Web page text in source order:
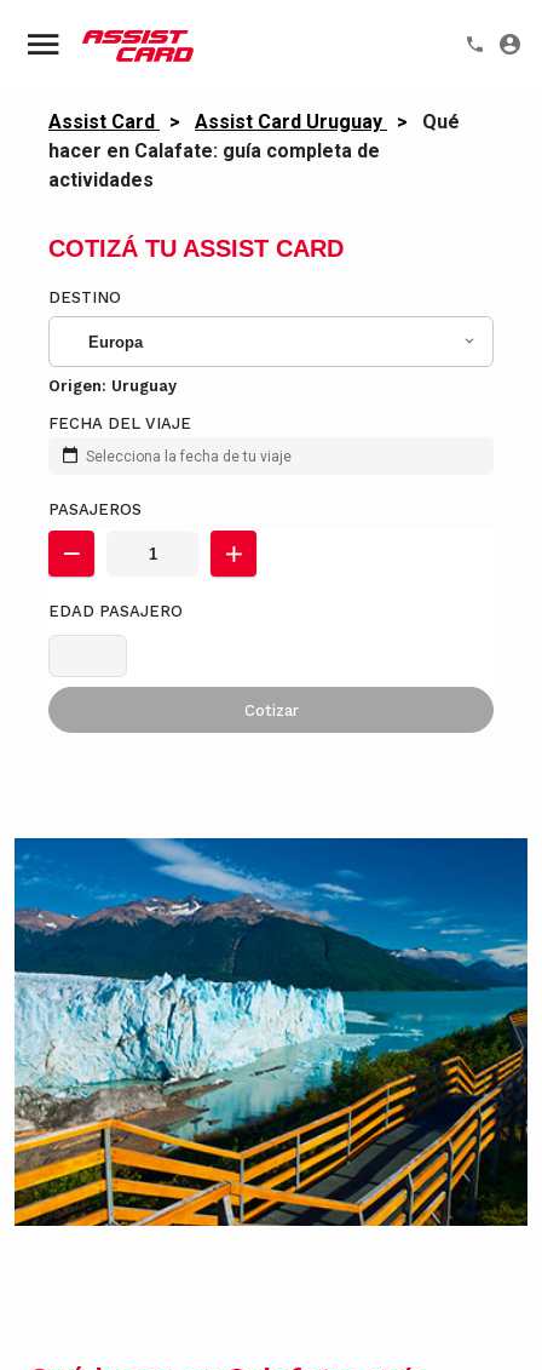
Assist Card > Assist Card Uruguay >
Qué
hacer en Calafate: guía completa de
actividades
COTIZÁ TU ASSIST CARD
DESTINO
Europa
Origen: Uruguay
FECHA DEL VIAJE
Selecciona la fecha de tu viaje
PASAJEROS
EDAD PASAJERO
Cotizar